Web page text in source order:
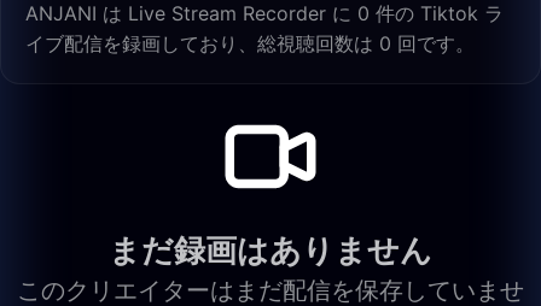
ANJANI は Live Stream Recorder に 0 件の Tiktok ラ
イブ配信を録画しており、総視聴回数は 0 回です。
まだ録画はありません
このクリエイターはまだ配信を保存していませ